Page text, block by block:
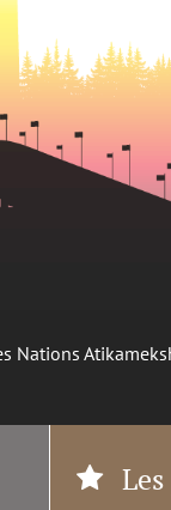
Nations